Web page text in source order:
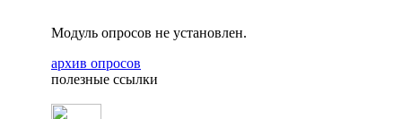
Модуль опросов не установлен.
архив опросов
полезные ссылки